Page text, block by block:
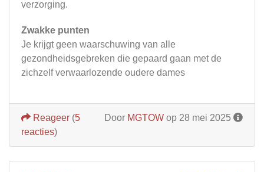
verzorging.
Zwakke punten
Je krijgt geen waarschuwing van alle
gezondheidsgebreken die gepaard gaan met de
zichzelf verwaarlozende oudere dames
Door MGTOW op 28 mei 2025
Reageer (5
reacties)